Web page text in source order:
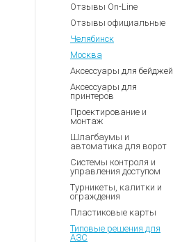
Отзывы On-Line
Отзывы официальные
Челябинск
Москва
Аксессуары для бейджей
Аксессуары для
принтеров
Проектирование и
монтаж
Шлагбаумы и
автоматика для ворот
Системы контроля и
управления доступом
Турникеты, калитки и
ограждения
Пластиковые карты
Типовые решения для
АЗС